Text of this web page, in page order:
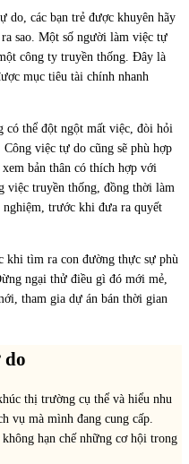
do, các bạn trẻ được khuyên hãy
sao. Một số người làm việc tự
công ty truyền thống. Đây là
mục tiêu tài chính nhanh
có thể đột ngột mất việc, đòi hỏi
việc tự do cũng sẽ phù hợp
bản thân có thích hợp với
việc truyền thống, đồng thời làm
trước khi đưa ra quyết
khi tìm ra con đường thực sự phù
ngại thử điều gì đó mới mẻ,
tham gia dự án bán thời gian
do
thị trường cụ thể và hiểu nhu
vụ mà mình đang cung cấp.
hạn chế những cơ hội trong